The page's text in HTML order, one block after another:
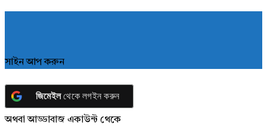
সাইন আপ করুন
জিমেইলথেকে লগইন করুন
অথবা আড্ডাবাজ একাউন্ট থেকে